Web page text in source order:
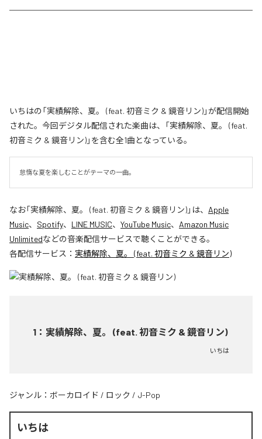
いちはの「実績解除、夏。 (feat. 初音ミク & 鏡音リン)」が配信開始
された。今回デジタル配信された楽曲は、「実績解除、夏。 (feat.
初音ミク & 鏡音リン)」を含む全1曲となっている。
怠惰な夏を楽しむことがテーマの一曲。
なお「実績解除、夏。 (feat. 初音ミク & 鏡音リン)」は、 Apple
Music、 Spotify、 LINE MUSIC、 YouTube Music、 Amazon Music
Unlimitedなどの音楽配信サービスで聴くことができる。
各配信サービス： 実績解除、夏。 (feat. 初音ミク & 鏡音リン)
1 ： 実績解除、夏。 (feat. 初音ミク & 鏡音リン)
いちは
ジャンル： ボーカロイド / ロック / J-Pop
いちは